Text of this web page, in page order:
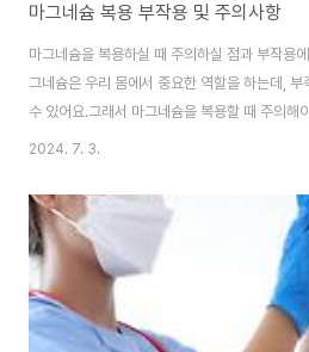
마그네슘 복용 부작용 및 주의사항
마그네슘을 복용하실 때 주의하실 점과 부작용
그네슘은 우리 몸에서 중요한 역할을 하는데, 부
수 있어요.그래서 마그네슘을 복용할 때 주의해
죠. 마그네슘 복용 부작용 - 주의할 점마그네슘
다한 마그네슘 복용은 설사와 같은 부작용을 일
의사나 약사와 상담한 후에 복용해야 한다는 것
이 서로 상호작용을 일으킬 수 있기 때문이에요.
한 후 복용하시는 것이 좋아요.또한 마그네슘을
기 마그네슘을 끊는다면 긴장, 불안, ..
2024. 7. 3.